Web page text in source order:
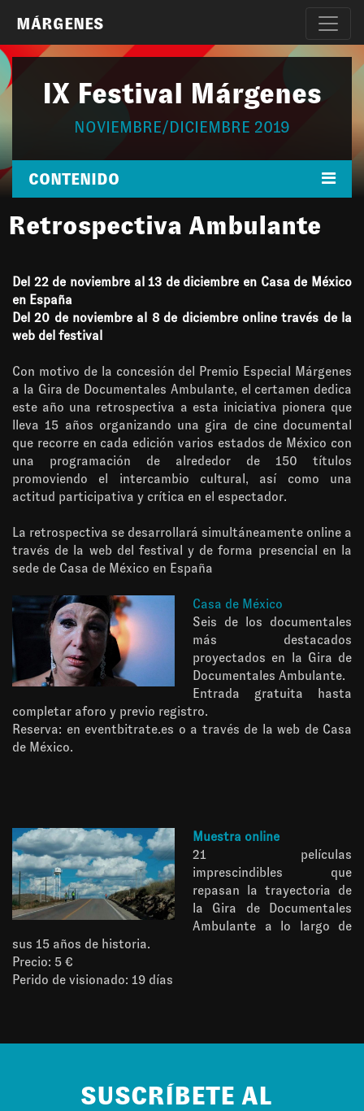
MÁRGENES
IX Festival Márgenes
NOVIEMBRE/DICIEMBRE 2019
CONTENIDO
Retrospectiva Ambulante
Del 22 de noviembre al 13 de diciembre en Casa de México
en España
Del 20 de noviembre al 8 de diciembre online través de la
web del festival
Con motivo de la concesión del Premio Especial Márgenes
a la Gira de Documentales Ambulante, el certamen dedica
este año una retrospectiva a esta iniciativa pionera que
lleva 15 años organizando una gira de cine documental
que recorre en cada edición varios estados de México con
una programación de alrededor de 150 títulos
promoviendo el intercambio cultural, así como una
actitud participativa y crítica en el espectador.
La retrospectiva se desarrollará simultáneamente online a
través de la web del festival y de forma presencial en la
sede de Casa de México en España
Casa de México
Seis de los documentales
más destacados
proyectados en la Gira de
Documentales Ambulante.
Entrada gratuita hasta
completar aforo y previo registro.
Reserva: en eventbitrate.es o a través de la web de Casa
de México.
Muestra online
21 películas
imprescindibles que
repasan la trayectoria de
la Gira de Documentales
Ambulante a lo largo de
sus 15 años de historia.
Precio: 5 €
Perido de visionado: 19 días
SUSCRÍBETE AL